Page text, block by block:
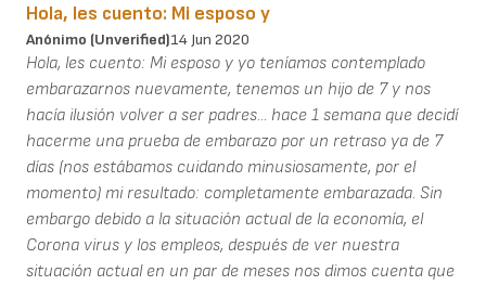
Hola, les cuento: Mi esposo y
Anónimo (unverified)14 Jun 2020
Hola, les cuento: Mi esposo y yo teníamos contemplado
embarazarnos nuevamente, tenemos un hijo de 7 y nos
hacía ilusión volver a ser padres... hace 1 semana que decidí
hacerme una prueba de embarazo por un retraso ya de 7
días (nos estábamos cuidando minusiosamente, por el
momento) mi resultado: completamente embarazada. Sin
embargo debido a la situación actual de la economía, el
Corona virus y los empleos, después de ver nuestra
situación actual en un par de meses nos dimos cuenta que